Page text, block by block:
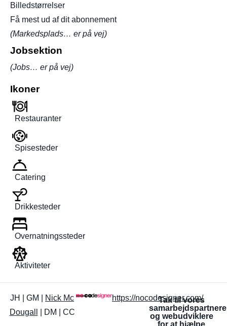
Billedstørrelser
Få mest ud af dit abonnement
(Markedsplads… er på vej)
Jobsektion
(Jobs… er på vej)
Ikoner
Restauranter
Spisesteder
Catering
Drikkesteder
Overnatningssteder
Aktiviteter
Tak til vores
samarbejdspartnere
og webudviklere
for at hjælpe
https://nocodesigner.com/
JH | GM |
Nick Mc
Dougall
| DM | CC